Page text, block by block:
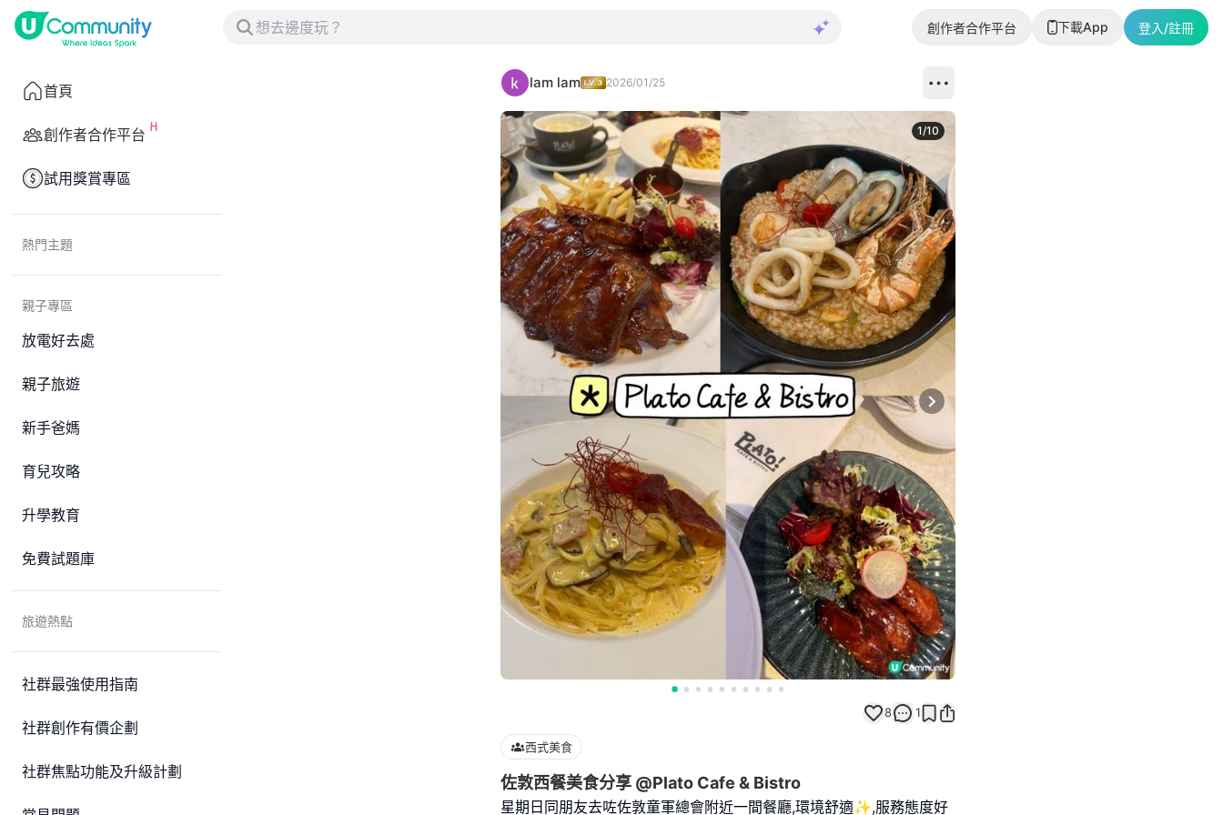
創作者合作平台 下載App 登入/註冊
首頁
創作者合作平台
試用獎賞專區
熱門主題
親子專區
放電好去處
親子旅遊
新手爸媽
育兒攻略
升學教育
免費試題庫
旅遊熱點
社群最強使用指南
社群創作有價企劃
社群焦點功能及升級計劃
lam lam 2026/01/25
Next slide
1/10
8 1
西式美食
佐敦西餐美食分享 @Plato Cafe & Bistro
星期日同朋友去咗佐敦童軍總會附近一間餐廳,環境舒適✨,服務態度好